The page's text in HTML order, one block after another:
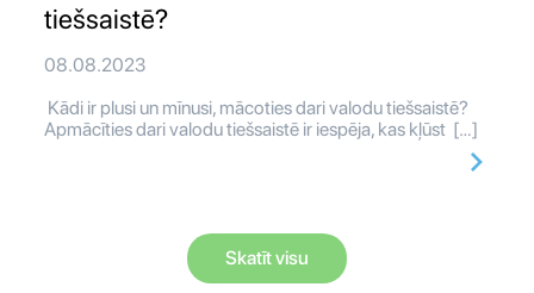
tiešsaistē?
08.08.2023
Kādi ir plusi un mīnusi, mācoties dari valodu tiešsaistē?
Apmācīties dari valodu tiešsaistē ir iespēja, kas kļūst […]
Skatīt visu